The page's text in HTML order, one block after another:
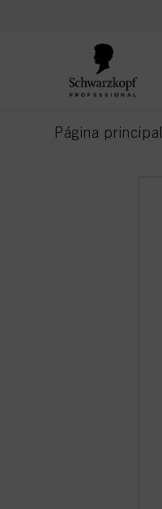
Página principal